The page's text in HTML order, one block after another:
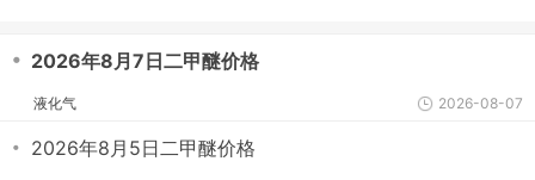
・ 2026年8月7日二甲醚价格
液化气 2026-08-07
・ 2026年8月5日二甲醚价格